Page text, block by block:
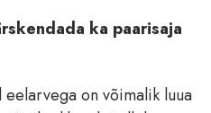
ka paarisaja
on võimalik luua